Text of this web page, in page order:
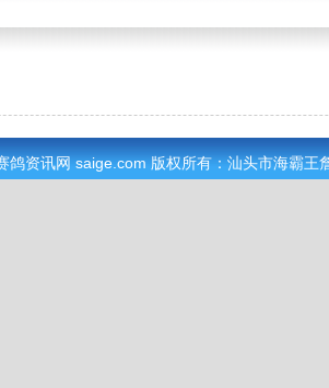
鸽资讯网 saige.com 版权所有：汕头市海霸王